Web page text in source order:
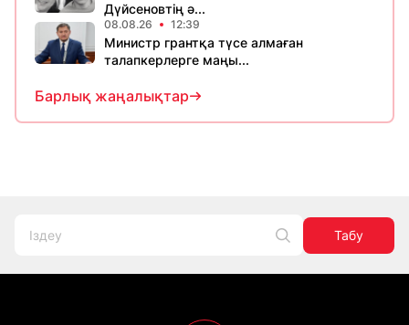
Дүйсеновтің ә...
08.08.26 12:39
Министр грантқа түсе алмаған
талапкерлерге маңы...
Барлық жаңалықтар
Табу